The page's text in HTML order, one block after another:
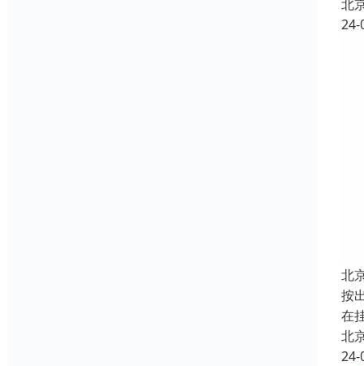
北
24-
北
按
在
北
24-